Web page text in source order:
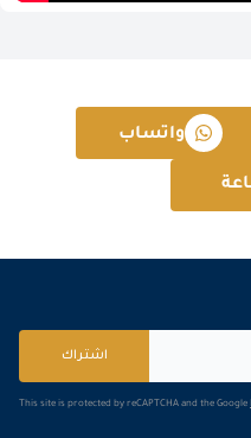
واتساب
اشتراك
This site is protected by reCAPTCHA and the Google